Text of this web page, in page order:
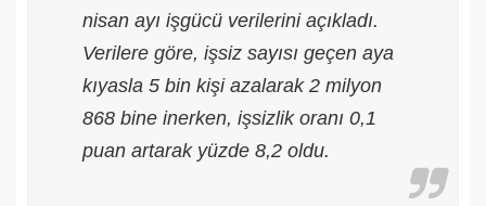
nisan ayı işgücü verilerini açıkladı.
Verilere göre, işsiz sayısı geçen aya
kıyasla 5 bin kişi azalarak 2 milyon
868 bine inerken, işsizlik oranı 0,1
puan artarak yüzde 8,2 oldu.